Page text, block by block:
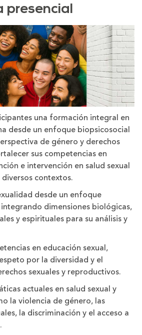
presencial
una formación integral en
desde un enfoque biopsicosocial
de género y derechos
sus competencias en
e intervención en salud sexual
contextos.
desde un enfoque
dimensiones biológicas,
y espirituales para su análisis y
en educación sexual,
por la diversidad y el
sexuales y reproductivos.
actuales en salud sexual y
la violencia de género, las
la discriminación y el acceso a